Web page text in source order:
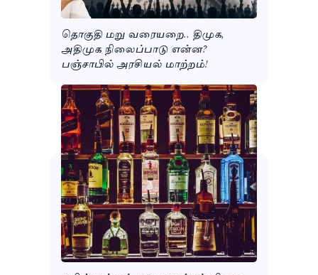
தொகுதி மறு வரையறை.. திமுக,
அதிமுக நிலைப்பாடு என்ன?
பஞ்சாபில் அரசியல் மாற்றம்!